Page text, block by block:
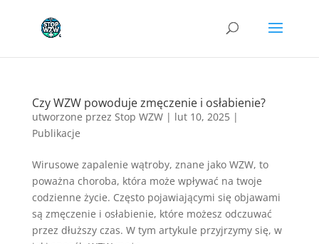
Czy WZW powoduje zmęczenie i osłabienie?
utworzone przez Stop WZW| lut 10, 2025|
Publikacje
Wirusowe zapalenie wątroby, znane jako WZW, to
poważna choroba, która może wpływać na twoje
codzienne życie. Często pojawiającymi się objawami
są zmęczenie i osłabienie, które możesz odczuwać
przez dłuższy czas. W tym artykule przyjrzymy się, w